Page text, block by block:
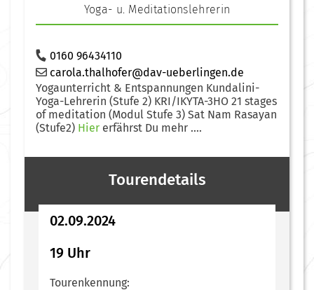
Yoga- u. Meditationslehrerin
0160 96434110
carola.thalhofer@dav-ueberlingen.de
Yogaunterricht & Entspannungen Kundalini-
Yoga-Lehrerin (Stufe 2) KRI/IKYTA-3HO 21 stages
of meditation (Modul Stufe 3) Sat Nam Rasayan
(Stufe2) Hier erfährst Du mehr ....
Tourendetails
02.09.2024
19 Uhr
Tourenkennung: